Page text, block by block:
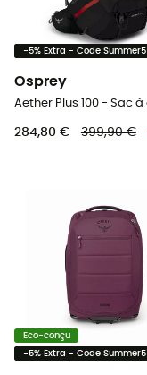
-5% Extra - Code Summer5
Osprey
284,80 € 399,90 €
Eco-conçu
-5% Extra - Code Summer5